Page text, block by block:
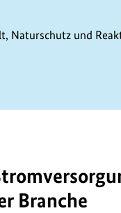
Naturschutz und
Branche